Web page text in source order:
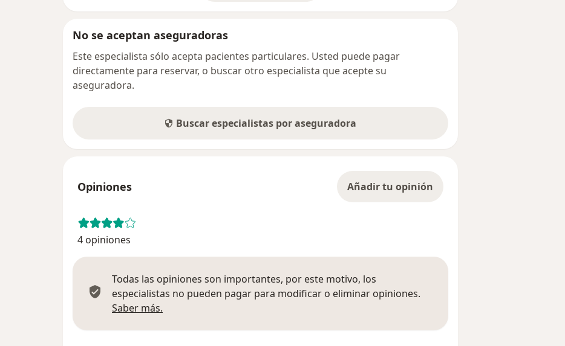
No se aceptan aseguradoras
Este especialista sólo acepta pacientes particulares. Usted puede pagar
directamente para reservar, o buscar otro especialista que acepte su
aseguradora.
Buscar especialistas por aseguradora
Opiniones Añadir tu opinión
4 opiniones
Todas las opiniones son importantes, por este motivo, los
especialistas no pueden pagar para modificar o eliminar opiniones.
Saber más.